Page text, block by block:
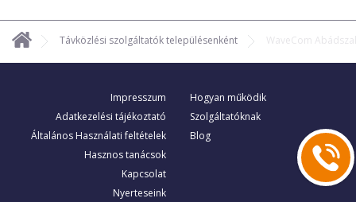
Távközlési szolgáltatók településenként WaveCom
Impresszum
Adatkezelési tájékoztató
Általános Használati feltételek
Hasznos tanácsok
Kapcsolat
Nyerteseink
Hogyan működik
Szolgáltatóknak
Blog